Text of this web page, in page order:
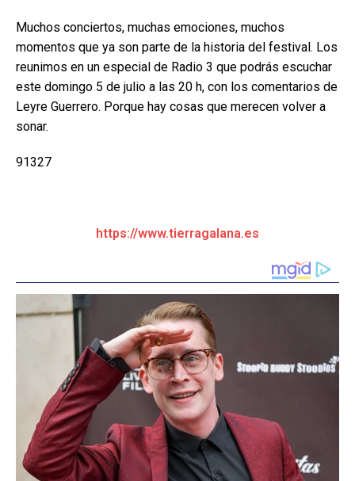
Muchos conciertos, muchas emociones, muchos
momentos que ya son parte de la historia del festival. Los
reunimos en un especial de Radio 3 que podrás escuchar
este domingo 5 de julio a las 20 h, con los comentarios de
Leyre Guerrero. Porque hay cosas que merecen volver a
sonar.
91327
https://www.tierragalana.es